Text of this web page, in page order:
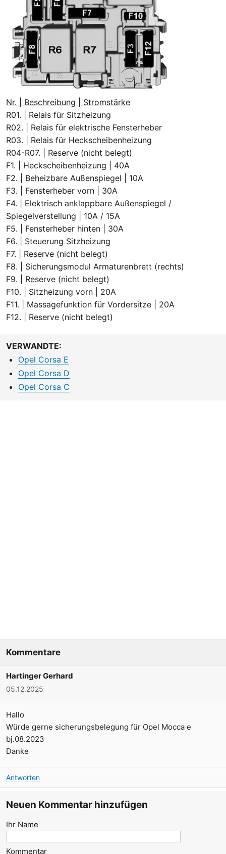
Nr. | Beschreibung | Stromstärke
R01. | Relais für Sitzheizung
R02. | Relais für elektrische Fensterheber
R03. | Relais für Heckscheibenheizung
R04-R07. | Reserve (nicht belegt)
F1. | Heckscheibenheizung | 40A
F2. | Beheizbare Außenspiegel | 10A
F3. | Fensterheber vorn | 30A
F4. | Elektrisch anklappbare Außenspiegel /
Spiegelverstellung | 10A / 15A
F5. | Fensterheber hinten | 30A
F6. | Steuerung Sitzheizung
F7. | Reserve (nicht belegt)
F8. | Sicherungsmodul Armaturenbrett (rechts)
F9. | Reserve (nicht belegt)
F10. | Sitzheizung vorn | 20A
F11. | Massagefunktion für Vordersitze | 20A
F12. | Reserve (nicht belegt)
VERWANDTE:
Opel Corsa E
Opel Corsa D
Opel Corsa C
Kommentare
Hartinger Gerhard
05.12.2025
Hallo
Würde gerne sicherungsbelegung für Opel Mocca e
bj.08.2023
Danke
Antworten
Neuen Kommentar hinzufügen
Ihr Name
Kommentar